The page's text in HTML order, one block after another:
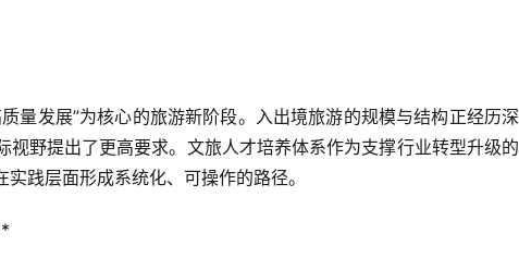
量发展”为核心的旅游新阶段。入出境旅游的规模与结构正经历深
野提出了更高要求。文旅人才培养体系作为支撑行业转型升级的
践层面形成系统化、可操作的路径。